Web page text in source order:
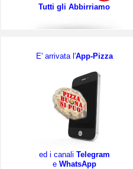
Tutti gli Abbirriamo
E' arrivata l'App-Pizza
ed i canali Telegram
e WhatsApp